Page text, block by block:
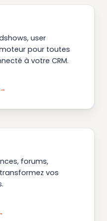
user
pour toutes
à votre CRM.
forums,
vos